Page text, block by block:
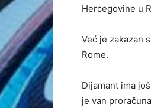
Hercegovine u
Već je zakazan
Rome.
Dijamant ima
je van